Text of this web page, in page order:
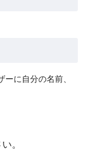
に自分の名前、
。